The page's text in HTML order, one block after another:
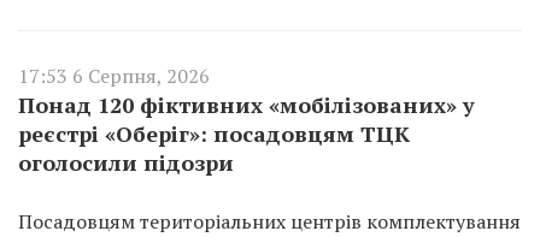
17:53 6 Серпня, 2026
Понад 120 фіктивних «мобілізованих» у
реєстрі «Оберіг»: посадовцям ТЦК
оголосили підозри
Посадовцям територіальних центрів комплектування